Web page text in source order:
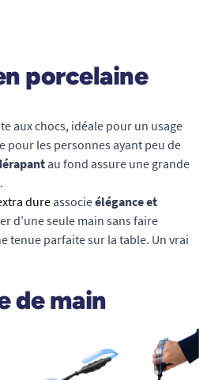
porcelaine
aux chocs, idéale pour un usage
pour les personnes ayant peu de
au fond assure une grande
dure associeélégance et
d’une seule main sans faire
tenue parfaite sur la table. Un vrai
de main